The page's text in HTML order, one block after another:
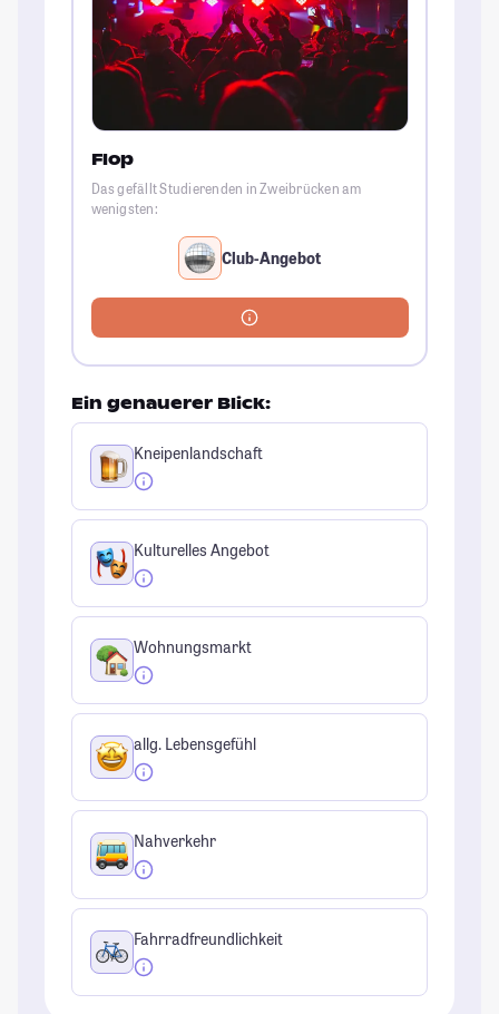
Flop
Das gefällt Studierenden in Zweibrücken am
wenigsten:
Club-Angebot
Ein genauerer Blick:
Kneipenlandschaft
Kulturelles Angebot
Wohnungsmarkt
allg. Lebensgefühl
Nahverkehr
Fahrradfreundlichkeit